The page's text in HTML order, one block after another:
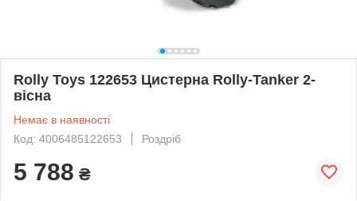
Rolly Toys 122653 Цистерна Rolly-Tanker 2-
вісна
Немає в наявності
Код: 4006485122653
Роздріб
5 788 ₴